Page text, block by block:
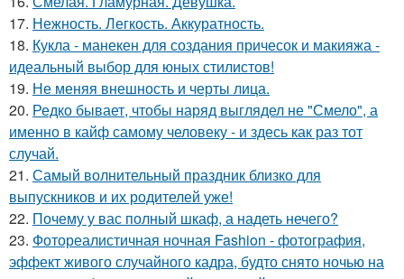
17. Нежность. Легкость. Аккуратность.
18. Кукла - манекен для создания причесок и макияжа -
идеальный выбор для юных стилистов!
19. Не меняя внешность и черты лица.
20. Редко бывает, чтобы наряд выглядел не "Смело", а
именно в кайф самому человеку - и здесь как раз тот
случай.
21. Самый волнительный праздник близко для
выпускников и их родителей уже!
22. Почему у вас полный шкаф, а надеть нечего?
23. Фотореалистичная ночная Fashion - фотография,
эффект живого случайного кадра, будто снято ночью на